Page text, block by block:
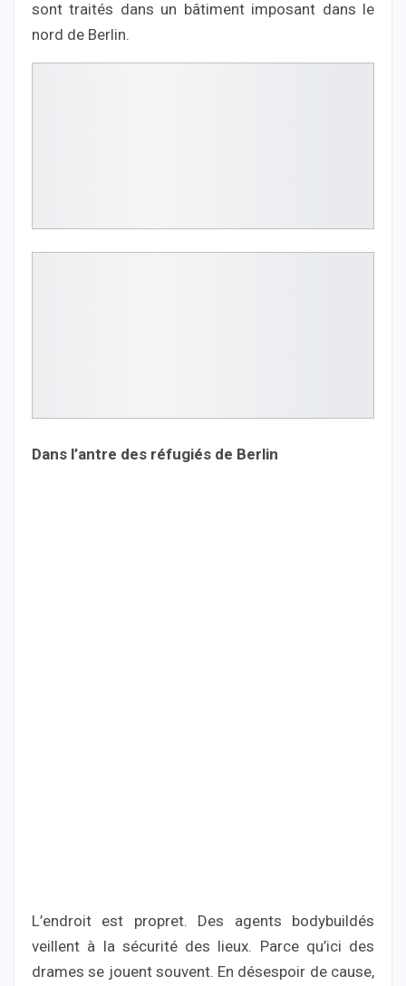
sont traités dans un bâtiment imposant dans le
nord de Berlin.
Dans l’antre des réfugiés de Berlin
L’endroit est propret. Des agents bodybuildés
veillent à la sécurité des lieux. Parce qu’ici des
drames se jouent souvent. En désespoir de cause,